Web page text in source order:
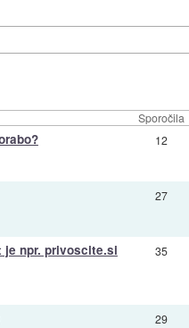
Sporočila
12
27
je npr. privoscite.si 35
29